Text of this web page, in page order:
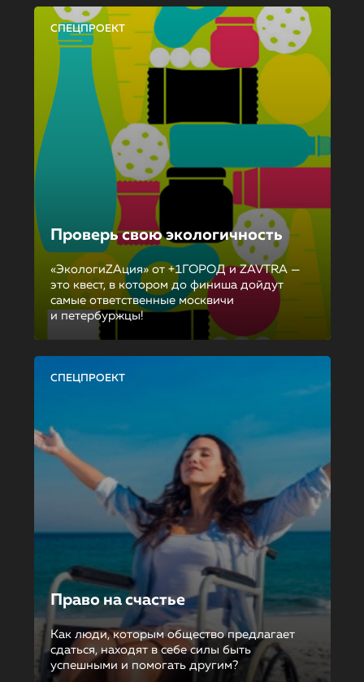
СПЕЦПРОЕКТ
Проверь свою экологичность
«ЭкологиZAция» от +1ГОРОД и ZAVTRA —
это квест, в котором до финиша дойдут
самые ответственные москвичи
и петербуржцы!
СПЕЦПРОЕКТ
Право на счастье
Как люди, которым общество предлагает
сдаться, находят в себе силы быть
успешными и помогать другим?